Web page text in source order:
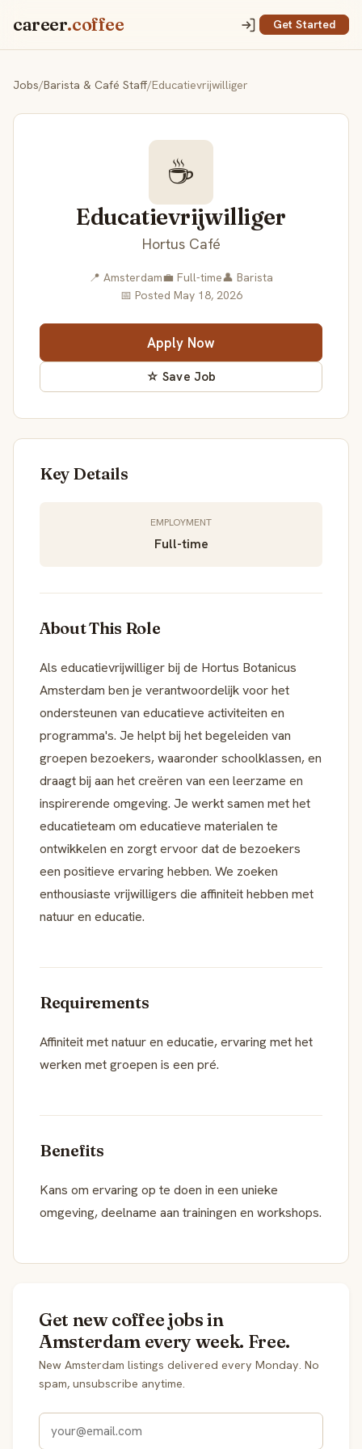
career.coffee Get Started
Jobs/Barista & Café Staff/Educatievrijwilliger
☕
Educatievrijwilliger
Hortus Café
📍 Amsterdam💼 Full-time👤 Barista
📅 Posted May 18, 2026
Apply Now
☆ Save Job
Key Details
EMPLOYMENT
Full-time
About This Role
Als educatievrijwilliger bij de Hortus Botanicus
Amsterdam ben je verantwoordelijk voor het
ondersteunen van educatieve activiteiten en
programma's. Je helpt bij het begeleiden van
groepen bezoekers, waaronder schoolklassen, en
draagt bij aan het creëren van een leerzame en
inspirerende omgeving. Je werkt samen met het
educatieteam om educatieve materialen te
ontwikkelen en zorgt ervoor dat de bezoekers
een positieve ervaring hebben. We zoeken
enthousiaste vrijwilligers die affiniteit hebben met
natuur en educatie.
Requirements
Affiniteit met natuur en educatie, ervaring met het
werken met groepen is een pré.
Benefits
Kans om ervaring op te doen in een unieke
omgeving, deelname aan trainingen en workshops.
Get new coffee jobs in
Amsterdam every week. Free.
New Amsterdam listings delivered every Monday. No
spam, unsubscribe anytime.